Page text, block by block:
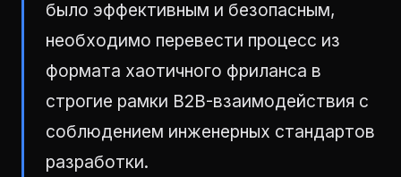
было эффективным и безопасным,
необходимо перевести процесс из
формата хаотичного фриланса в
строгие рамки B2B-взаимодействия с
соблюдением инженерных стандартов
разработки.